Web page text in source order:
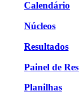
Calendário
Núcleos
Resultados
Painel de
Planilhas